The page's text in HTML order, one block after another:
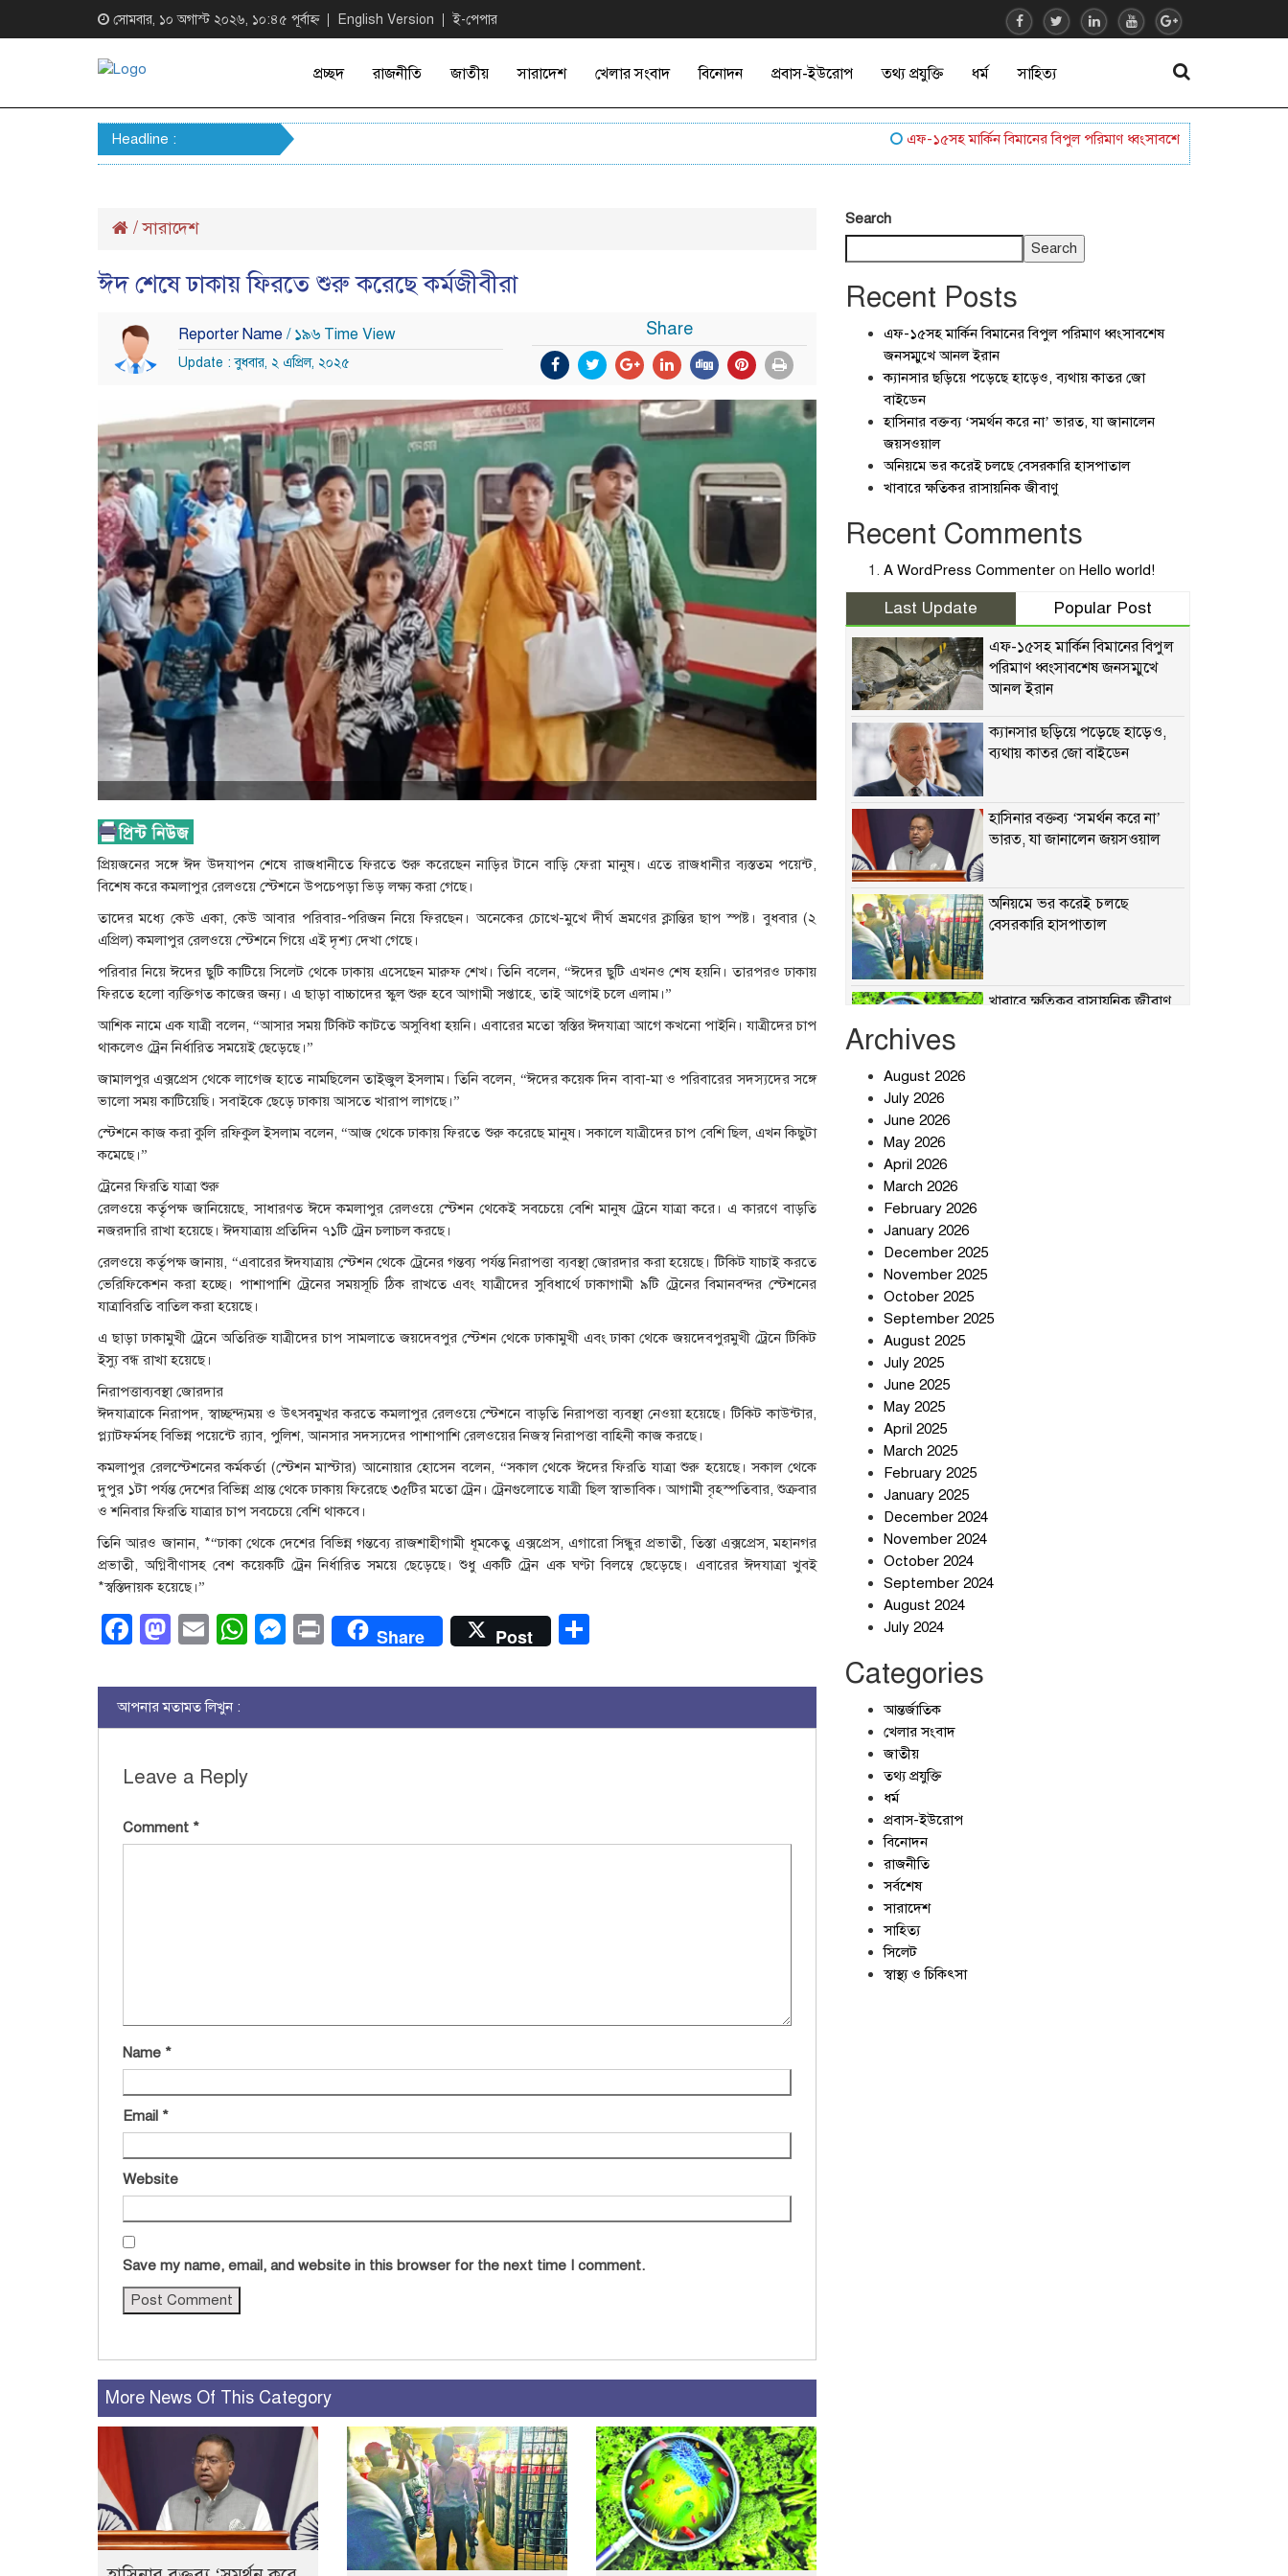
সোমবার, ১০ অগাস্ট ২০২৬, ১০:৪৫ পূর্বাহ্ন English Version ই-পেপার
প্রচ্ছদ রাজনীতি জাতীয় সারাদেশ খেলার সংবাদ বিনোদন প্রবাস-ইউরোপ তথ্য প্রযুক্তি ধর্ম সাহিত্য
Headline : এফ-১৫সহ মার্কিন বিমানের বিপুল পরিমাণ ধ্বংসাবশেষ জনসম্মুখে আনল ইরান
/সারাদেশ
ঈদ শেষে ঢাকায় ফিরতে শুরু করেছে কর্মজীবীরা
Reporter Name / ১৯৬ Time View
Update : বুধবার, ২ এপ্রিল, ২০২৫
Share
প্রিয়জনের সঙ্গে ঈদ উদযাপন শেষে রাজধানীতে ফিরতে শুরু করেছেন নাড়ির টানে বাড়ি ফেরা মানুষ। এতে রাজধানীর ব্যস্ততম পয়েন্ট,
বিশেষ করে কমলাপুর রেলওয়ে স্টেশনে উপচেপড়া ভিড় লক্ষ্য করা গেছে।
তাদের মধ্যে কেউ একা, কেউ আবার পরিবার-পরিজন নিয়ে ফিরছেন। অনেকের চোখে-মুখে দীর্ঘ ভ্রমণের ক্লান্তির ছাপ স্পষ্ট। বুধবার (২
এপ্রিল) কমলাপুর রেলওয়ে স্টেশনে গিয়ে এই দৃশ্য দেখা গেছে।
পরিবার নিয়ে ঈদের ছুটি কাটিয়ে সিলেট থেকে ঢাকায় এসেছেন মারুফ শেখ। তিনি বলেন, “ঈদের ছুটি এখনও শেষ হয়নি। তারপরও ঢাকায়
ফিরতে হলো ব্যক্তিগত কাজের জন্য। এ ছাড়া বাচ্চাদের স্কুল শুরু হবে আগামী সপ্তাহে, তাই আগেই চলে এলাম।”
আশিক নামে এক যাত্রী বলেন, “আসার সময় টিকিট কাটতে অসুবিধা হয়নি। এবারের মতো স্বস্তির ঈদযাত্রা আগে কখনো পাইনি। যাত্রীদের চাপ
থাকলেও ট্রেন নির্ধারিত সময়েই ছেড়েছে।”
জামালপুর এক্সপ্রেস থেকে লাগেজ হাতে নামছিলেন তাইজুল ইসলাম। তিনি বলেন, “ঈদের কয়েক দিন বাবা-মা ও পরিবারের সদস্যদের সঙ্গে
ভালো সময় কাটিয়েছি। সবাইকে ছেড়ে ঢাকায় আসতে খারাপ লাগছে।”
স্টেশনে কাজ করা কুলি রফিকুল ইসলাম বলেন, “আজ থেকে ঢাকায় ফিরতে শুরু করেছে মানুষ। সকালে যাত্রীদের চাপ বেশি ছিল, এখন কিছুটা
কমেছে।”
ট্রেনের ফিরতি যাত্রা শুরু
রেলওয়ে কর্তৃপক্ষ জানিয়েছে, সাধারণত ঈদে কমলাপুর রেলওয়ে স্টেশন থেকেই সবচেয়ে বেশি মানুষ ট্রেনে যাত্রা করে। এ কারণে বাড়তি
নজরদারি রাখা হয়েছে। ঈদযাত্রায় প্রতিদিন ৭১টি ট্রেন চলাচল করছে।
রেলওয়ে কর্তৃপক্ষ জানায়, “এবারের ঈদযাত্রায় স্টেশন থেকে ট্রেনের গন্তব্য পর্যন্ত নিরাপত্তা ব্যবস্থা জোরদার করা হয়েছে। টিকিট যাচাই করতে
ভেরিফিকেশন করা হচ্ছে। পাশাপাশি ট্রেনের সময়সূচি ঠিক রাখতে এবং যাত্রীদের সুবিধার্থে ঢাকাগামী ৯টি ট্রেনের বিমানবন্দর স্টেশনের
যাত্রাবিরতি বাতিল করা হয়েছে।
এ ছাড়া ঢাকামুখী ট্রেনে অতিরিক্ত যাত্রীদের চাপ সামলাতে জয়দেবপুর স্টেশন থেকে ঢাকামুখী এবং ঢাকা থেকে জয়দেবপুরমুখী ট্রেনে টিকিট
ইস্যু বন্ধ রাখা হয়েছে।
নিরাপত্তাব্যবস্থা জোরদার
ঈদযাত্রাকে নিরাপদ, স্বাচ্ছন্দ্যময় ও উৎসবমুখর করতে কমলাপুর রেলওয়ে স্টেশনে বাড়তি নিরাপত্তা ব্যবস্থা নেওয়া হয়েছে। টিকিট কাউন্টার,
প্ল্যাটফর্মসহ বিভিন্ন পয়েন্টে র‍্যাব, পুলিশ, আনসার সদস্যদের পাশাপাশি রেলওয়ের নিজস্ব নিরাপত্তা বাহিনী কাজ করছে।
কমলাপুর রেলস্টেশনের কর্মকর্তা (স্টেশন মাস্টার) আনোয়ার হোসেন বলেন, “সকাল থেকে ঈদের ফিরতি যাত্রা শুরু হয়েছে। সকাল থেকে
দুপুর ১টা পর্যন্ত দেশের বিভিন্ন প্রান্ত থেকে ঢাকায় ফিরেছে ৩৫টির মতো ট্রেন। ট্রেনগুলোতে যাত্রী ছিল স্বাভাবিক। আগামী বৃহস্পতিবার, শুক্রবার
ও শনিবার ফিরতি যাত্রার চাপ সবচেয়ে বেশি থাকবে।
তিনি আরও জানান, *“ঢাকা থেকে দেশের বিভিন্ন গন্তব্যে রাজশাহীগামী ধূমকেতু এক্সপ্রেস, এগারো সিন্ধুর প্রভাতী, তিস্তা এক্সপ্রেস, মহানগর
প্রভাতী, অগ্নিবীণাসহ বেশ কয়েকটি ট্রেন নির্ধারিত সময়ে ছেড়েছে। শুধু একটি ট্রেন এক ঘণ্টা বিলম্বে ছেড়েছে। এবারের ঈদযাত্রা খুবই
*স্বস্তিদায়ক হয়েছে।”
Facebook
Mastodon
EmailWhatsApp
Messenger
PrintShare Post
আপনার মতামত লিখুন :
Leave a Reply
Comment *
Name *
Email *
Website
Save my name, email, and website in this browser for the next time I comment.
More News Of This Category
Search
Search
Recent Posts
এফ-১৫সহ মার্কিন বিমানের বিপুল পরিমাণ ধ্বংসাবশেষ
জনসম্মুখে আনল ইরান
ক্যানসার ছড়িয়ে পড়েছে হাড়েও, ব্যথায় কাতর জো
বাইডেন
হাসিনার বক্তব্য ‘সমর্থন করে না’ ভারত, যা জানালেন
জয়সওয়াল
অনিয়মে ভর করেই চলছে বেসরকারি হাসপাতাল
খাবারে ক্ষতিকর রাসায়নিক জীবাণু
Recent Comments
A WordPress Commenter on Hello world!
Last Update Popular Post
এফ-১৫সহ মার্কিন বিমানের বিপুল
পরিমাণ ধ্বংসাবশেষ জনসম্মুখে
আনল ইরান
ক্যানসার ছড়িয়ে পড়েছে হাড়েও,
ব্যথায় কাতর জো বাইডেন
হাসিনার বক্তব্য ‘সমর্থন করে না’
ভারত, যা জানালেন জয়সওয়াল
অনিয়মে ভর করেই চলছে
বেসরকারি হাসপাতাল
খাবারে ক্ষতিকর রাসায়নিক জীবাণু
Archives
August 2026
July 2026
June 2026
May 2026
April 2026
March 2026
February 2026
January 2026
December 2025
November 2025
October 2025
September 2025
August 2025
July 2025
June 2025
May 2025
April 2025
March 2025
February 2025
January 2025
December 2024
November 2024
October 2024
September 2024
August 2024
July 2024
Categories
আন্তর্জাতিক
খেলার সংবাদ
জাতীয়
তথ্য প্রযুক্তি
ধর্ম
প্রবাস-ইউরোপ
বিনোদন
রাজনীতি
সর্বশেষ
সারাদেশ
সাহিত্য
সিলেট
স্বাস্থ্য ও চিকিৎসা